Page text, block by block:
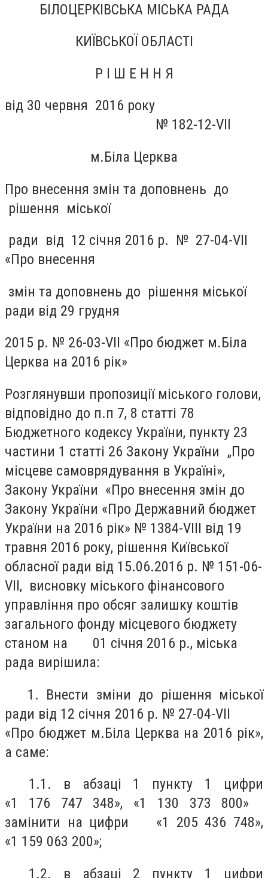
БІЛОЦЕРКІВСЬКА МІСЬКА РАДА
КИЇВСЬКОЇ ОБЛАСТІ
Р І Ш Е Н Н Я
від 30 червня 2016 року
№ 182-12-VII
м.Біла Церква
Про внесення змін та доповнень до
рішення міської
ради від 12 січня 2016 р. № 27-04-VІІ
«Про внесення
змін та доповнень до рішення міської
ради від 29 грудня
2015 р. № 26-03-VII «Про бюджет м.Біла
Церква на 2016 рік»
Розглянувши пропозиції міського голови,
відповідно до п.п 7, 8 статті 78
Бюджетного кодексу України, пункту 23
частини 1 статті 26 Закону України „Про
місцеве самоврядування в Україні»,
Закону України «Про внесення змін до
Закону України «Про Державний бюджет
України на 2016 рік» № 1384-VIII від 19
травня 2016 року, рішення Київської
обласної ради від 15.06.2016 р. № 151-06-
VII, висновку міського фінансового
управління про обсяг залишку коштів
загального фонду місцевого бюджету
станом на 01 січня 2016 р., міська
рада вирішила:
1. Внести зміни до рішення міської
ради від 12 січня 2016 р. № 27-04-VII
«Про бюджет м.Біла Церква на 2016 рік»,
а саме:
1.1. в абзаці 1 пункту 1 цифри
«1 176 747 348», «1 130 373 800»
замінити на цифри «1 205 436 748»,
«1 159 063 200»;
1.2. в абзаці 2 пункту 1 цифри